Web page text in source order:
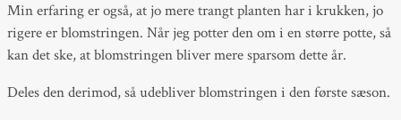
Min erfaring er også, at jo mere trangt planten har i krukken, jo
rigere er blomstringen. Når jeg potter den om i en større potte, så
kan det ske, at blomstringen bliver mere sparsom dette år.
Deles den derimod, så udebliver blomstringen i den første sæson.